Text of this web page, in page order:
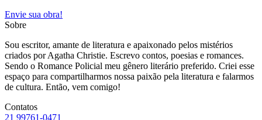
Envie sua obra!
Sobre
Sou escritor, amante de literatura e apaixonado pelos mistérios
criados por Agatha Christie. Escrevo contos, poesias e romances.
Sendo o Romance Policial meu gênero literário preferido. Criei esse
espaço para compartilharmos nossa paixão pela literatura e falarmos
de cultura. Então, vem comigo!
Contatos
21 99761-0471